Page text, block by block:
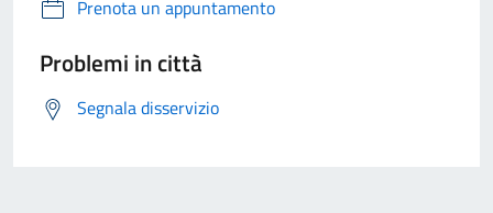
Prenota un appuntamento
Problemi in città
Segnala disservizio